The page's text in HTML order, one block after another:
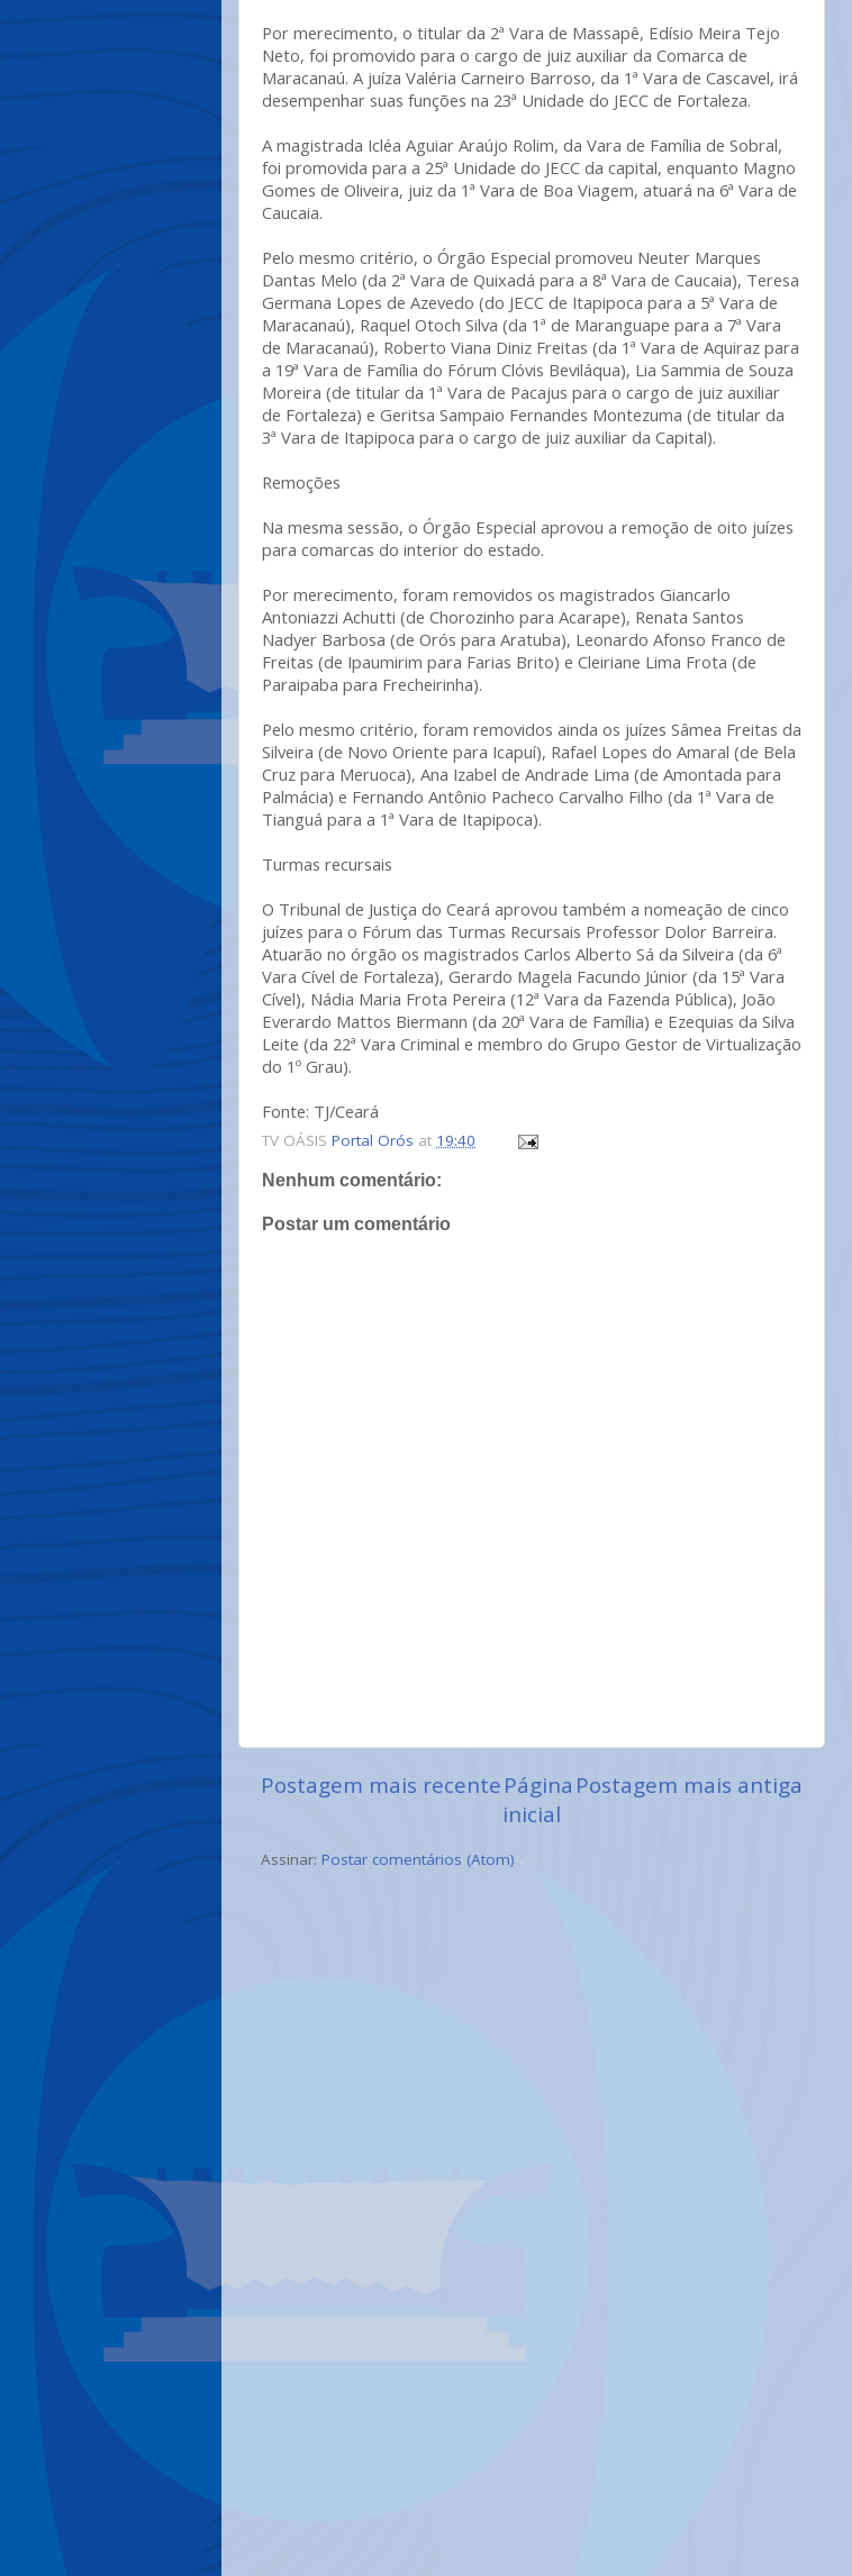
Por merecimento, o titular da 2ª Vara de Massapê, Edísio Meira Tejo
Neto, foi promovido para o cargo de juiz auxiliar da Comarca de
Maracanaú. A juíza Valéria Carneiro Barroso, da 1ª Vara de Cascavel, irá
desempenhar suas funções na 23ª Unidade do JECC de Fortaleza.
A magistrada Icléa Aguiar Araújo Rolim, da Vara de Família de Sobral,
foi promovida para a 25ª Unidade do JECC da capital, enquanto Magno
Gomes de Oliveira, juiz da 1ª Vara de Boa Viagem, atuará na 6ª Vara de
Caucaia.
Pelo mesmo critério, o Órgão Especial promoveu Neuter Marques
Dantas Melo (da 2ª Vara de Quixadá para a 8ª Vara de Caucaia), Teresa
Germana Lopes de Azevedo (do JECC de Itapipoca para a 5ª Vara de
Maracanaú), Raquel Otoch Silva (da 1ª de Maranguape para a 7ª Vara
de Maracanaú), Roberto Viana Diniz Freitas (da 1ª Vara de Aquiraz para
a 19ª Vara de Família do Fórum Clóvis Beviláqua), Lia Sammia de Souza
Moreira (de titular da 1ª Vara de Pacajus para o cargo de juiz auxiliar
de Fortaleza) e Geritsa Sampaio Fernandes Montezuma (de titular da
3ª Vara de Itapipoca para o cargo de juiz auxiliar da Capital).
Remoções
Na mesma sessão, o Órgão Especial aprovou a remoção de oito juízes
para comarcas do interior do estado.
Por merecimento, foram removidos os magistrados Giancarlo
Antoniazzi Achutti (de Chorozinho para Acarape), Renata Santos
Nadyer Barbosa (de Orós para Aratuba), Leonardo Afonso Franco de
Freitas (de Ipaumirim para Farias Brito) e Cleiriane Lima Frota (de
Paraipaba para Frecheirinha).
Pelo mesmo critério, foram removidos ainda os juízes Sâmea Freitas da
Silveira (de Novo Oriente para Icapuí), Rafael Lopes do Amaral (de Bela
Cruz para Meruoca), Ana Izabel de Andrade Lima (de Amontada para
Palmácia) e Fernando Antônio Pacheco Carvalho Filho (da 1ª Vara de
Tianguá para a 1ª Vara de Itapipoca).
Turmas recursais
O Tribunal de Justiça do Ceará aprovou também a nomeação de cinco
juízes para o Fórum das Turmas Recursais Professor Dolor Barreira.
Atuarão no órgão os magistrados Carlos Alberto Sá da Silveira (da 6ª
Vara Cível de Fortaleza), Gerardo Magela Facundo Júnior (da 15ª Vara
Cível), Nádia Maria Frota Pereira (12ª Vara da Fazenda Pública), João
Everardo Mattos Biermann (da 20ª Vara de Família) e Ezequias da Silva
Leite (da 22ª Vara Criminal e membro do Grupo Gestor de Virtualização
do 1º Grau).
Fonte: TJ/Ceará
TV OÁSIS Portal Orós at 19:40
Nenhum comentário:
Postar um comentário
Postagem mais recente Postagem mais antiga
Página
inicial
Assinar: Postar comentários (Atom)